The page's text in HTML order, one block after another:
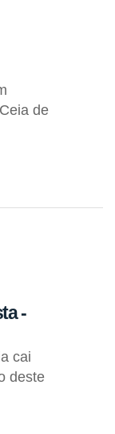
de
-
cai
deste